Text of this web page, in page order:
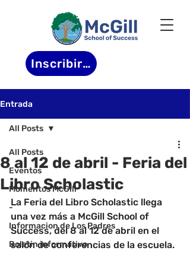
Inscribirse
Entrada
All Posts
Eventos
Momentos McGill
-
Informacion de Los Padres
Boletin informativo
All Posts
8 al 12 de abril - Feria del
Libro Scholastic
La Feria del Libro Scholastic llega
una vez más a McGill School of
Success, del 8 al 12 de abril en el
salón de conferencias de la escuela.